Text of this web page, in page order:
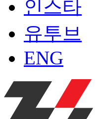
인스타
유투브
ENG